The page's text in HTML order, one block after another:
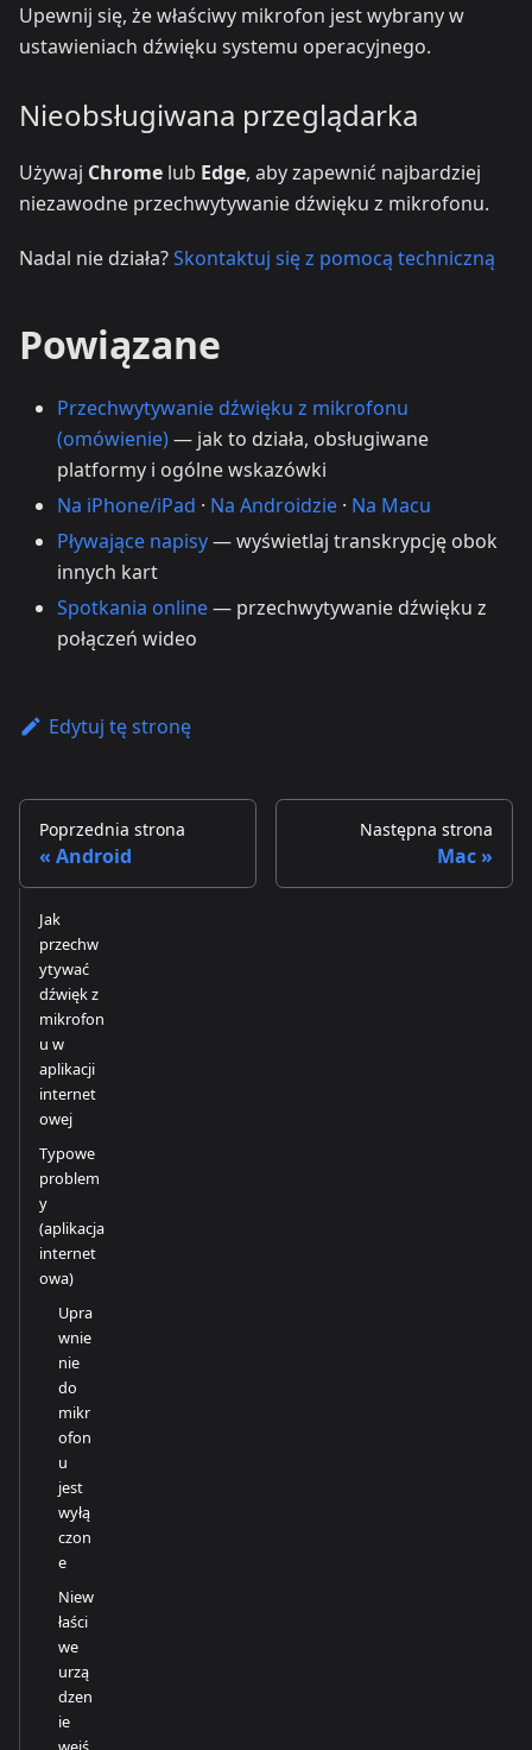
Upewnij się, że właściwy mikrofon jest wybrany w
ustawieniach dźwięku systemu operacyjnego.
Nieobsługiwana przeglądarka
Używaj Chrome lub Edge, aby zapewnić najbardziej
niezawodne przechwytywanie dźwięku z mikrofonu.
Nadal nie działa?Skontaktuj się z pomocą techniczną
Powiązane
Przechwytywanie dźwięku z mikrofonu
(omówienie)— jak to działa, obsługiwane
platformy i ogólne wskazówki
Na iPhone/iPad · Na Androidzie · Na Macu
Pływające napisy— wyświetlaj transkrypcję obok
innych kart
Spotkania online— przechwytywanie dźwięku z
połączeń wideo
Edytuj tę stronę
Poprzednia strona
Android
Następna strona
Mac
Jak
przechw
ytywać
dźwięk z
mikrofon
u w
aplikacji
internet
owej
Typowe
problem
y
(aplikacja
internet
owa)
Upra
wnie
nie
do
mikr
ofon
u
jest
wyłą
czon
e
Niew
łaści
we
urzą
dzen
ie